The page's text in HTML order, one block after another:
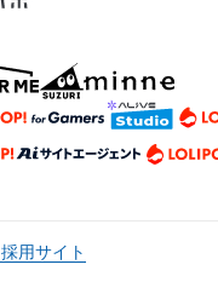
採用サイト